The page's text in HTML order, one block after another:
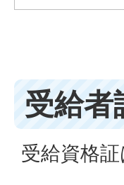
受給者
受給資格